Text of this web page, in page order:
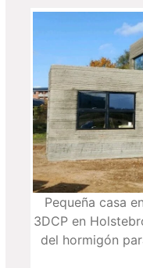
Pequeña casa
3DCP en
del hormigón